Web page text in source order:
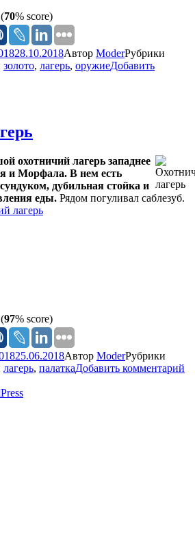
70% score)
28.10.2018Автор ModerРубрики
золото, лагерь, оружиеДобавить
охотничий лагерь западнее
и Морфала. В нем есть
дубильная стойка и
еды. Рядом погуливал саблезуб.
лагерь
97% score)
25.06.2018Автор ModerРубрики
лагерь, палаткаДобавить комментарий